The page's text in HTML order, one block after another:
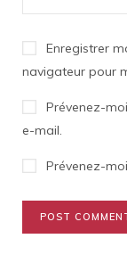
Enregistrer
navigateur pour
Prévenez-
e-mail.
Prévenez-